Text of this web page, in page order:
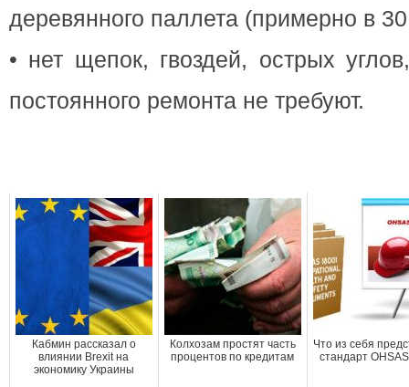
деревянного паллета (примерно в
• нет щепок, гвоздей, острых
постоянного ремонта не требуют.
Кабмин рассказал о
влиянии Brexit на
экономику Украины
Колхозам простят часть
процентов по кредитам
Что из себя
стандарт